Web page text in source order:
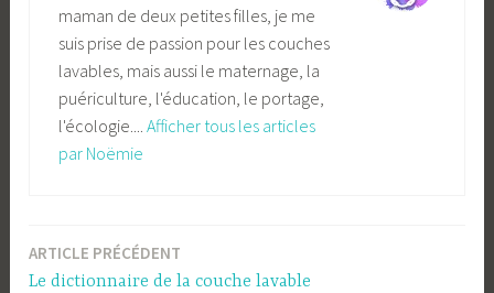
maman de deux petites filles, je me
suis prise de passion pour les couches
lavables, mais aussi le maternage, la
puériculture, l'éducation, le portage,
l'écologie.... Afficher tous les articles
par Noëmie
Navigation
ARTICLE PRÉCÉDENT
Le dictionnaire de la couche lavable